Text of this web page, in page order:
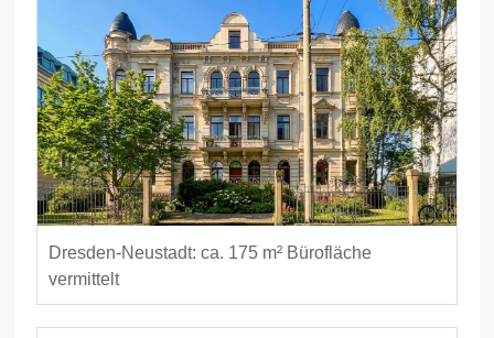
Dresden-Neustadt: ca. 175 m² Bürofläche
vermittelt